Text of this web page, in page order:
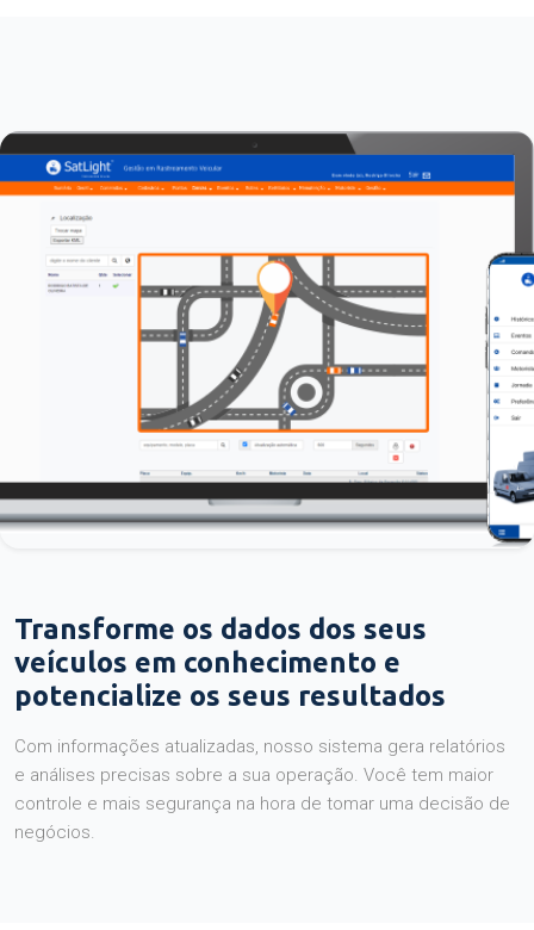
Transforme os dados dos seus
veículos em conhecimento e
potencialize os seus resultados
Com informações atualizadas, nosso sistema gera relatórios
e análises precisas sobre a sua operação. Você tem maior
controle e mais segurança na hora de tomar uma decisão de
negócios.